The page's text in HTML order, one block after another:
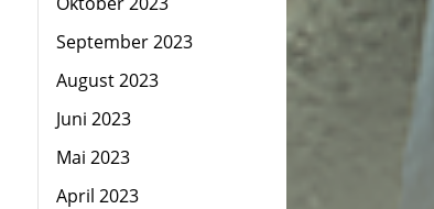
September 2023
August 2023
Juni 2023
Mai 2023
April 2023